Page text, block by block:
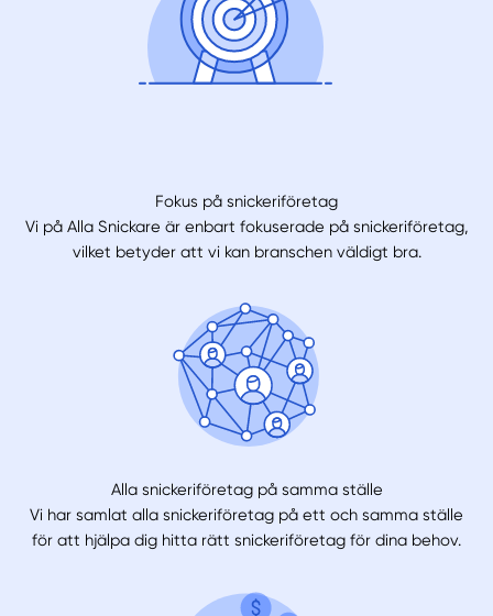
Fokus på snickeriföretag
Vi på Alla Snickare är enbart fokuserade på snickeriföretag,
vilket betyder att vi kan branschen väldigt bra.
Alla snickeriföretag på samma ställe
Vi har samlat alla snickeriföretag på ett och samma ställe
för att hjälpa dig hitta rätt snickeriföretag för dina behov.